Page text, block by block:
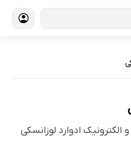
ادوارد لوزانسکی